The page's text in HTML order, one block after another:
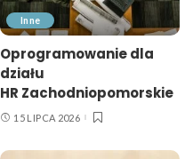
Inne
Oprogramowanie dla
działu
HR Zachodniopomorskie
15 LIPCA 2026